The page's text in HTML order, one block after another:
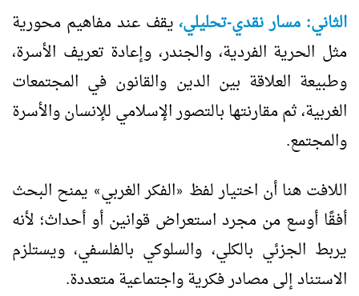
الثاني: مسار نقدي-تحليلي، يقف عند مفاهيم محورية
مثل الحرية الفردية، والجندر، وإعادة تعريف الأسرة،
وطبيعة العلاقة بين الدين والقانون في المجتمعات
الغربية، ثم مقارنتها بالتصور الإسلامي للإنسان والأسرة
والمجتمع.
اللافت هنا أن اختيار لفظ «الفكر الغربي» يمنح البحث
أفقًا أوسع من مجرد استعراض قوانين أو أحداث؛ لأنه
يربط الجزئي بالكلي، والسلوكي بالفلسفي، ويستلزم
الاستناد إلى مصادر فكرية واجتماعية متعددة.